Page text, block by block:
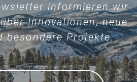
informieren wir
Innovationen, neue
besondere Projekte.